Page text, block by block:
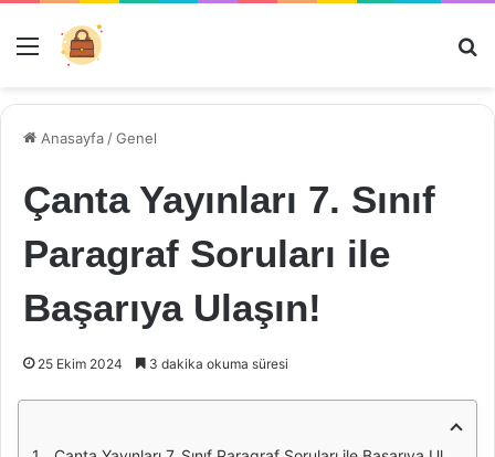
Menü
Anasayfa /Genel
Çanta Yayınları 7. Sınıf
Paragraf Soruları ile
Başarıya Ulaşın!
25 Ekim 2024 3 dakika okuma süresi